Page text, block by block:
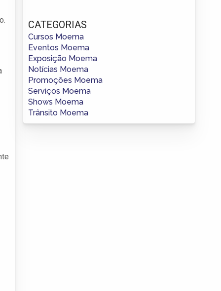
CATEGORIAS
Cursos Moema
Eventos Moema
Exposição Moema
Notícias Moema
Promoções Moema
Serviços Moema
Shows Moema
Trânsito Moema